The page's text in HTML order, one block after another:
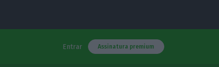
Entrar Assinatura premium